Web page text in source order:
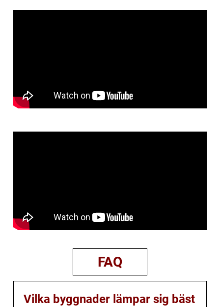
FAQ
Vilka byggnader lämpar sig bäst